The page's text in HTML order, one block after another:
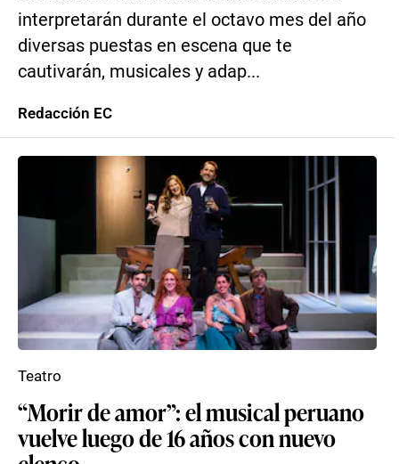
interpretarán durante el octavo mes del año
diversas puestas en escena que te
cautivarán, musicales y adap...
Redacción EC
“Morir de amor”: el musical peruano
vuelve luego de 16 años con nuevo
Teatro